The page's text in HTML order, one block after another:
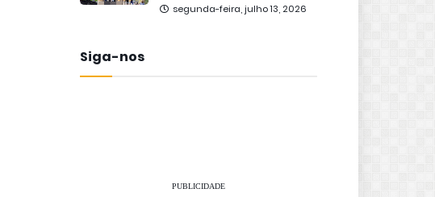
segunda-feira, julho 13, 2026
Siga-nos
PUBLICIDADE